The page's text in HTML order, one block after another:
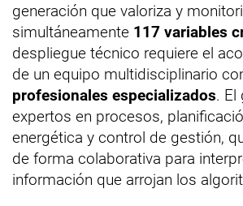
generación que valoriza y
simultáneamente 117 variables
despliegue técnico requiere el
de un equipo multidisciplinario
profesionales especializados. El
expertos en procesos,
energética y control de gestión,
de forma colaborativa para
información que arrojan los